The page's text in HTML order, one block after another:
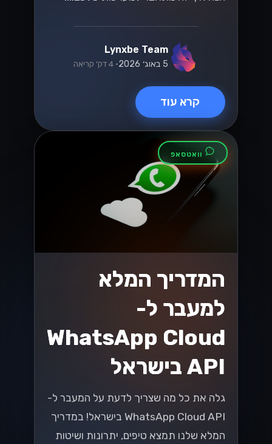
איך לשדרג את
שירות הלקוחות עם
WhatsApp
Business API
שדרגו את שירות הלקוחות שלכם בעזרת
הכלי הזה יכול לשפר את התקשורת עם
לקוחותיכם ולהגביר את שביעות רצונם....
Lynxbe Team
קרא עוד
מדריכים